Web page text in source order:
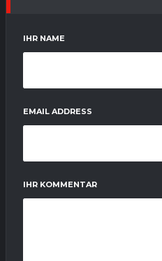
IHR NAME
EMAIL ADDRESS
IHR KOMMENTAR